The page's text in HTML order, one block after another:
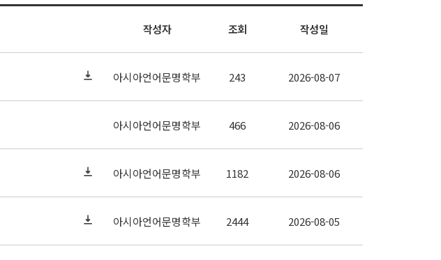
작성자 조회 작성일
아시아언어문명학부 243 2026-08-07
아시아언어문명학부 466 2026-08-06
아시아언어문명학부 1182 2026-08-06
아시아언어문명학부 2444 2026-08-05